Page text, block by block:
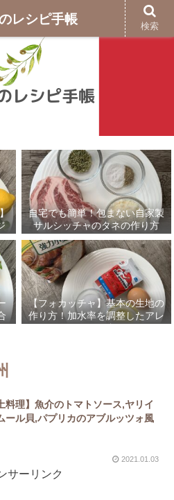
自宅でも簡単！包まない自家製
サルシッチャのタネの作り方
【フォカッチャ】基本の生地の
作り方！加水率を調整したアレ
ンジレシピなども合わせてご紹
料理】魚介のトマトソース,ヤリイ
ール貝,パプリカのアブルッツォ風
2021.01.03
サーリンク
レシピ手帳 検索